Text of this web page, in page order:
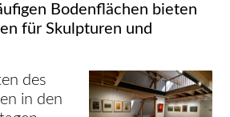
Bodenflächen bieten
für Skulpturen und
des
in den